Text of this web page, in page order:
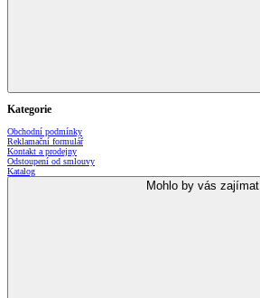
Kategorie
Obchodní podmínky
Reklamační formulář
Kontakt a prodejny
Odstoupení od smlouvy
Katalog
Mohlo by vás zajímat